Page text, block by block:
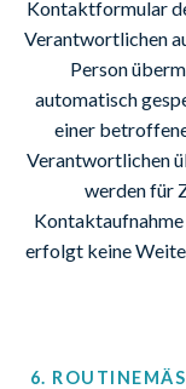
Kontaktformular
Verantwortlichen
Person
automatisch
einer
Verantwortlichen
werden für
erfolgt keine
6.